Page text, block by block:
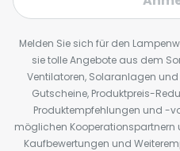
Melden Sie sich für den
sie tolle Angebote aus dem
Ventilatoren, Solaranlagen
Gutscheine, Produktpreis-
Produktempfehlungen und -
möglichen Kooperationspartnern
Kaufbewertungen und